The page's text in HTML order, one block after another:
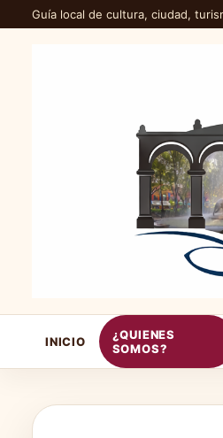
Guía local de cultura, ciudad,
INICIO
¿QUIENES
SOMOS?